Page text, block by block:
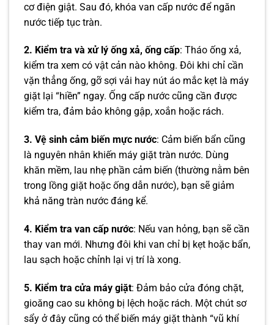
cơ điện giật. Sau đó, khóa van cấp nước để ngăn
nước tiếp tục tràn.
2. Kiểm tra và xử lý ống xả, ống cấp: Tháo ống xả,
kiểm tra xem có vật cản nào không. Đôi khi chỉ cần
vặn thẳng ống, gỡ sợi vải hay nút áo mắc kẹt là máy
giặt lại “hiền” ngay. Ống cấp nước cũng cần được
kiểm tra, đảm bảo không gập, xoắn hoặc rách.
3. Vệ sinh cảm biến mực nước: Cảm biến bẩn cũng
là nguyên nhân khiến máy giặt tràn nước. Dùng
khăn mềm, lau nhẹ phần cảm biến (thường nằm bên
trong lồng giặt hoặc ống dẫn nước), bạn sẽ giảm
khả năng tràn nước đáng kể.
4. Kiểm tra van cấp nước: Nếu van hỏng, bạn sẽ cần
thay van mới. Nhưng đôi khi van chỉ bị kẹt hoặc bẩn,
lau sạch hoặc chỉnh lại vị trí là xong.
5. Kiểm tra cửa máy giặt: Đảm bảo cửa đóng chặt,
gioăng cao su không bị lệch hoặc rách. Một chút sơ
sẩy ở đây cũng có thể biến máy giặt thành “vũ khí